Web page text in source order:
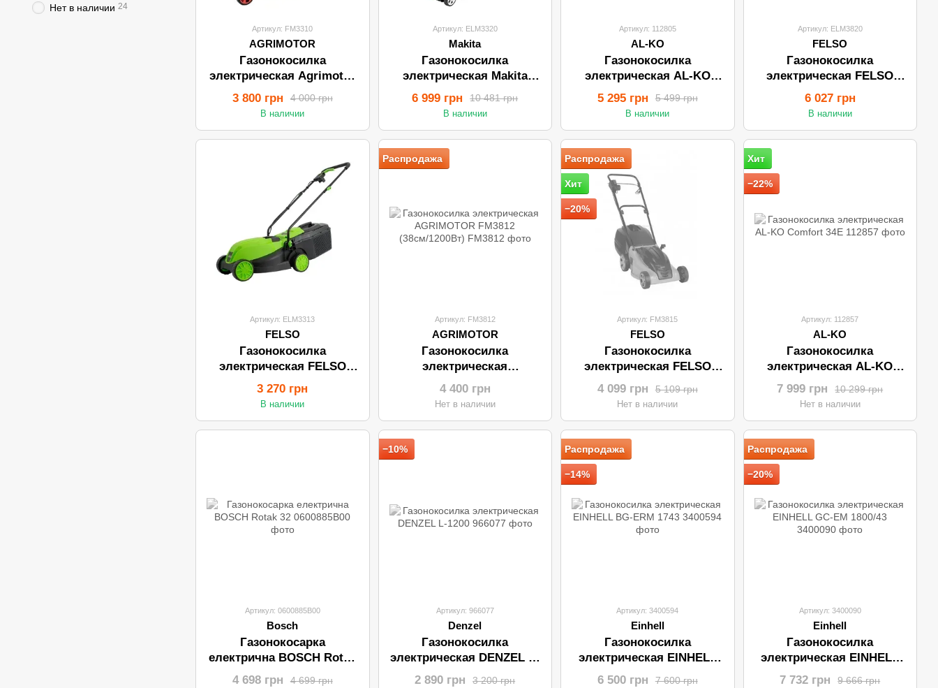
Артикул: FM3310
AGRIMOTOR
Газонокосилка
электрическая Agrimotor
4 000 грн
3 800 грн
В наличии
Артикул: ELM3320
Makita
Газонокосилка
электрическая Makita
10 481 грн
6 999 грн
В наличии
Артикул: 112805
AL-KO
Газонокосилка
электрическая AL-KO
Classic 3.22 SE
5 499 грн
5 295 грн
В наличии
Артикул: ELM3820
FELSO
Газонокосилка
электрическая FELSO
ELM3820 (38см/2000Вт)
6 027 грн
В наличии
Артикул: ELM3313
FELSO
Газонокосилка
электрическая FELSO
ELM3213 (32см/1300Вт)
3 270 грн
В наличии
Распродажа
Артикул: FM3812
AGRIMOTOR
Газонокосилка
электрическая
AGRIMOTOR FM3812
(38см/1200Вт)
4 400 грн
Нет в наличии
Распродажа
Хит
−20%
Артикул: FM3815
FELSO
Газонокосилка
электрическая FELSO
FM3815 (38см/1500Вт)
5 109 грн
4 099 грн
Нет в наличии
Хит
−22%
Артикул: 112857
AL-KO
Газонокосилка
электрическая AL-KO
Comfort 34E
10 299 грн
7 999 грн
Нет в наличии
Артикул: 0600885B00
Bosch
Газонокосарка
електрична BOSCH Rotak
4 699 грн
4 698 грн
−10%
Артикул: 966077
Denzel
Газонокосилка
электрическая DENZEL L-
3 200 грн
2 890 грн
Распродажа
−14%
Артикул: 3400594
Einhell
Газонокосилка
электрическая EINHELL
BG-ERM 1743
7 600 грн
6 500 грн
Распродажа
−20%
Артикул: 3400090
Einhell
Газонокосилка
электрическая EINHELL
GC-EM 1800/43
9 666 грн
7 732 грн
Нет в наличии 24